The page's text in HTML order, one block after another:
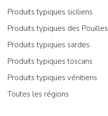
Produits typiques siciliens
Produits typiques des Pouilles
Produits typiques sardes
Produits typiques toscans
Produits typiques vénitiens
Toutes les régions